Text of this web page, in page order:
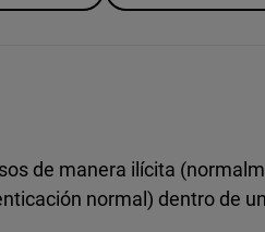
de manera ilícita
normal) dentro de